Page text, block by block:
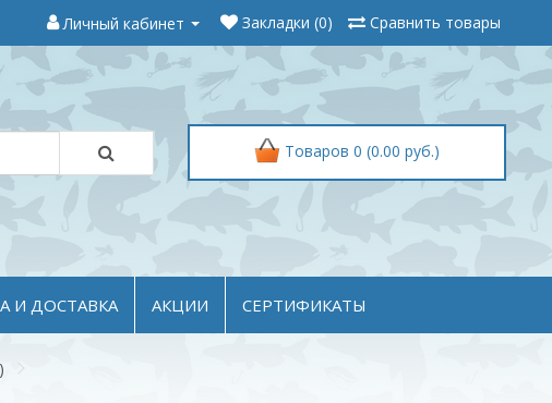
Личный кабинет Закладки (0) Сравнить товары
Товаров 0 (0.00 руб.)
И ДОСТАВКА АКЦИИ СЕРТИФИКАТЫ